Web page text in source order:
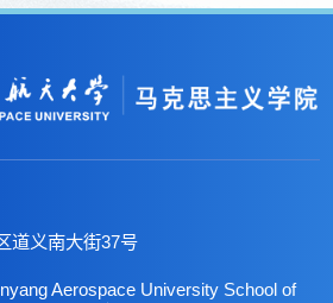
道义南大街37号
Aerospace University School of